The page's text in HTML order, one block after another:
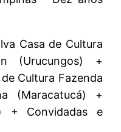
Casa de Cultura
(Urucungos) +
Cultura Fazenda
(Maracatucá) +
+ Convidadas e